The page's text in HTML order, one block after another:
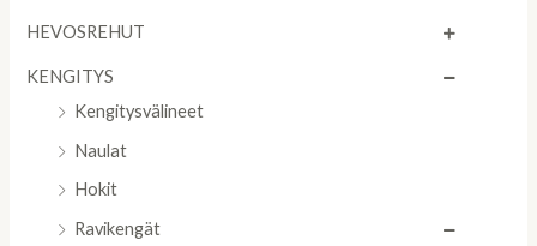
HEVOSREHUT
KENGITYS
Kengitysvälineet
Naulat
Hokit
Ravikengät